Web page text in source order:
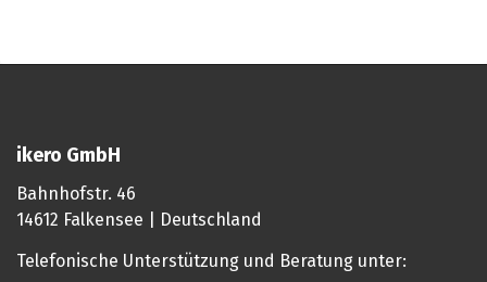
ikero GmbH
Bahnhofstr. 46
14612 Falkensee | Deutschland
Telefonische Unterstützung und Beratung unter: